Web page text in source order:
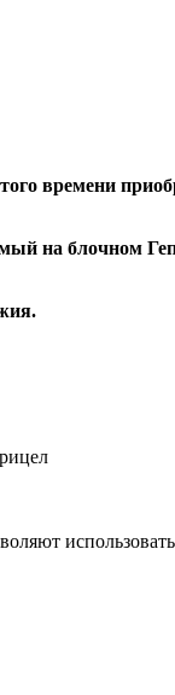
времени
на блочном
использовать